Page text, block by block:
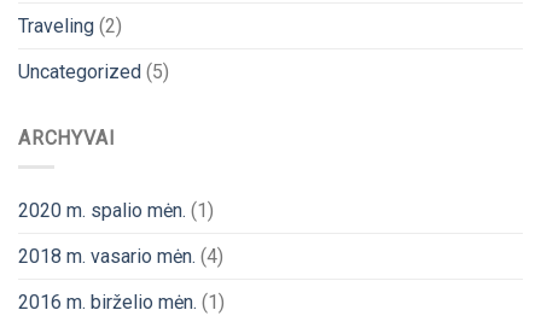
Traveling (2)
Uncategorized (5)
ARCHYVAI
2020 m. spalio mėn. (1)
2018 m. vasario mėn. (4)
2016 m. birželio mėn. (1)